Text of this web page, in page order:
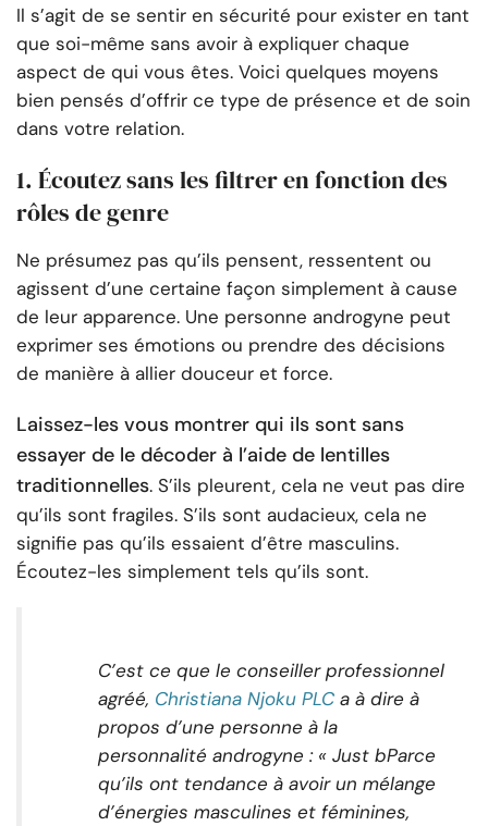
Il s’agit de se sentir en sécurité pour exister en tant
que soi-même sans avoir à expliquer chaque
aspect de qui vous êtes. Voici quelques moyens
bien pensés d’offrir ce type de présence et de soin
dans votre relation.
1. Écoutez sans les filtrer en fonction des
rôles de genre
Ne présumez pas qu’ils pensent, ressentent ou
agissent d’une certaine façon simplement à cause
de leur apparence. Une personne androgyne peut
exprimer ses émotions ou prendre des décisions
de manière à allier douceur et force.
Laissez-les vous montrer qui ils sont sans
essayer de le décoder à l’aide de lentilles
traditionnelles. S’ils pleurent, cela ne veut pas dire
qu’ils sont fragiles. S’ils sont audacieux, cela ne
signifie pas qu’ils essaient d’être masculins.
Écoutez-les simplement tels qu’ils sont.
C’est ce que le conseiller professionnel
agréé, Christiana Njoku PLC a à dire à
propos d’une personne à la
personnalité androgyne : « Just bParce
qu’ils ont tendance à avoir un mélange
d’énergies masculines et féminines,